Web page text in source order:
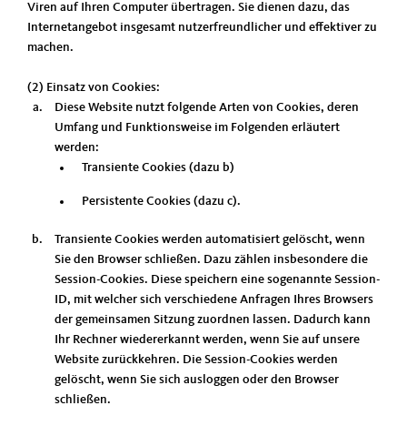
Viren auf Ihren Computer übertragen. Sie dienen dazu, das
Internetangebot insgesamt nutzerfreundlicher und effektiver zu
machen.
(2) Einsatz von Cookies:
Diese Website nutzt folgende Arten von Cookies, deren
Umfang und Funktionsweise im Folgenden erläutert
werden:
Transiente Cookies (dazu b)
Persistente Cookies (dazu c).
Transiente Cookies werden automatisiert gelöscht, wenn
Sie den Browser schließen. Dazu zählen insbesondere die
Session-Cookies. Diese speichern eine sogenannte Session-
ID, mit welcher sich verschiedene Anfragen Ihres Browsers
der gemeinsamen Sitzung zuordnen lassen. Dadurch kann
Ihr Rechner wiedererkannt werden, wenn Sie auf unsere
Website zurückkehren. Die Session-Cookies werden
gelöscht, wenn Sie sich ausloggen oder den Browser
schließen.